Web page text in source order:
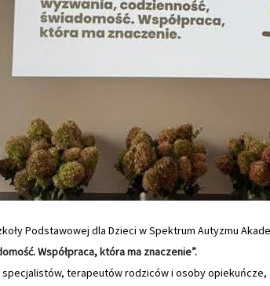
Podstawowej dla Dzieci w Spektrum Autyzmu
Współpraca, która ma znaczenie”.
terapeutów rodziców i osoby